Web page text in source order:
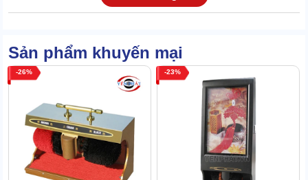
Máy đánh giày tự động giá rẻ Shiny SHN -
2. Cách dùng máy đánh bóng giày Shiny DX8
Sản phẩm khuyến mại
26 23